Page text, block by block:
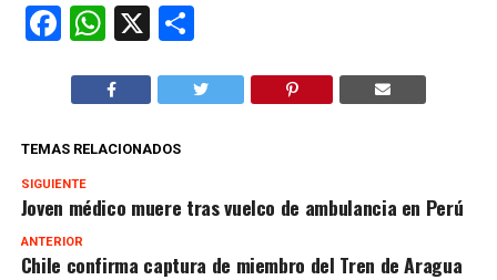
Facebook
WhatsApp
X Compartir
TEMAS RELACIONADOS
SIGUIENTE
Joven médico muere tras vuelco de ambulancia en Perú
ANTERIOR
Chile confirma captura de miembro del Tren de Aragua